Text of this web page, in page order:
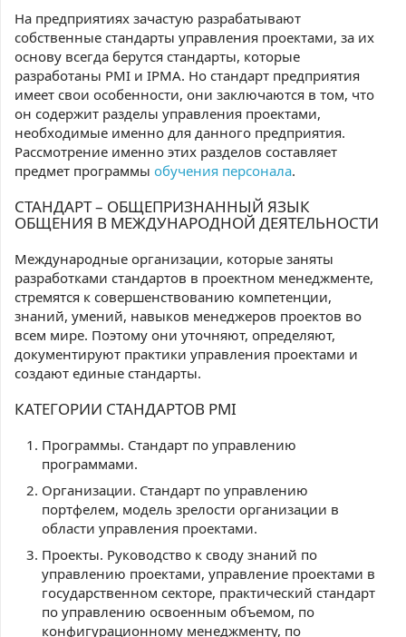
На предприятиях зачастую разрабатывают
собственные стандарты управления проектами, за их
основу всегда берутся стандарты, которые
разработаны PMI и IPMA. Но стандарт предприятия
имеет свои особенности, они заключаются в том, что
он содержит разделы управления проектами,
необходимые именно для данного предприятия.
Рассмотрение именно этих разделов составляет
предмет программы обучения персонала.
СТАНДАРТ – ОБЩЕПРИЗНАННЫЙ ЯЗЫК
ОБЩЕНИЯ В МЕЖДУНАРОДНОЙ ДЕЯТЕЛЬНОСТИ
Международные организации, которые заняты
разработками стандартов в проектном менеджменте,
стремятся к совершенствованию компетенции,
знаний, умений, навыков менеджеров проектов во
всем мире. Поэтому они уточняют, определяют,
документируют практики управления проектами и
создают единые стандарты.
КАТЕГОРИИ СТАНДАРТОВ PMI
Программы. Стандарт по управлению
программами.
Организации. Стандарт по управлению
портфелем, модель зрелости организации в
области управления проектами.
Проекты. Руководство к своду знаний по
управлению проектами, управление проектами в
государственном секторе, практический стандарт
по управлению освоенным объемом, по
конфигурационному менеджменту, по